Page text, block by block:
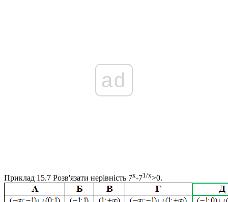
ad
Приклад 15.7 Розв'язати нерівність 7x-71/x>0.